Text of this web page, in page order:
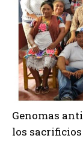
Genomas
los